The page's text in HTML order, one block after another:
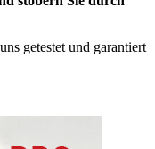
getestet und garantiert